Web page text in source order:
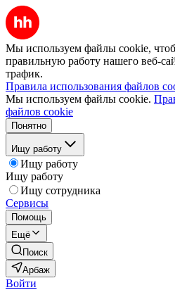
Мы используем файлы cookie,
правильную работу нашего веб-
трафик.
Правила использования файлов
Мы используем файлы cookie.
файлов cookie
Понятно
Ищу работу
Ищу работу
Ищу работу
Ищу сотрудника
Сервисы
Помощь
Ещё
Поиск
Арбаж
Войти